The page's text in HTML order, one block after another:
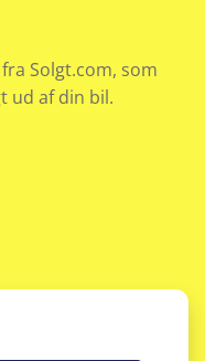
Solgt.com, som
ud af din bil.